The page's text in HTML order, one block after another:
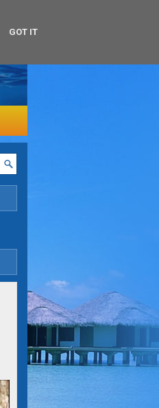
GOT IT